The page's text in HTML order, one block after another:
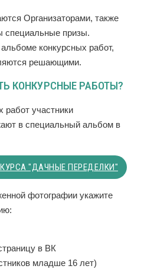
Организаторами, также
специальные призы.
конкурсных работ,
решающими.
КОНКУРСНЫЕ РАБОТЫ?
работ участники
в специальный альбом в
"ДАЧНЫЕ ПЕРЕДЕЛКИ"
фотографии укажите
в ВК
младше 16 лет)